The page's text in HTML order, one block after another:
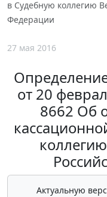
в Судебную коллегию
Федерации
27 мая 2016
от 20
8662 Об
Актуальную